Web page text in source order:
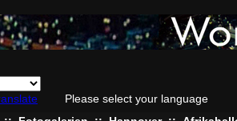
Please select your language